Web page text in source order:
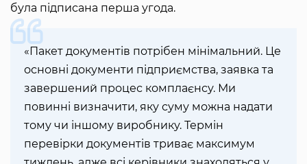
була підписана перша угода.
«Пакет документів потрібен мінімальний. Це
основні документи підприємства, заявка та
завершений процес комплаєнсу. Ми
повинні визначити, яку суму можна надати
тому чи іншому виробнику. Термін
перевірки документів триває максимум